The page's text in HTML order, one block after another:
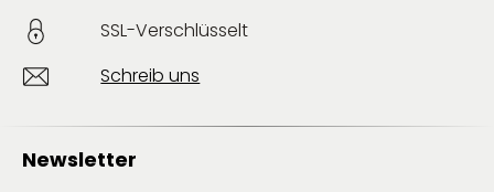
SSL-Verschlüsselt
Schreib uns
Newsletter